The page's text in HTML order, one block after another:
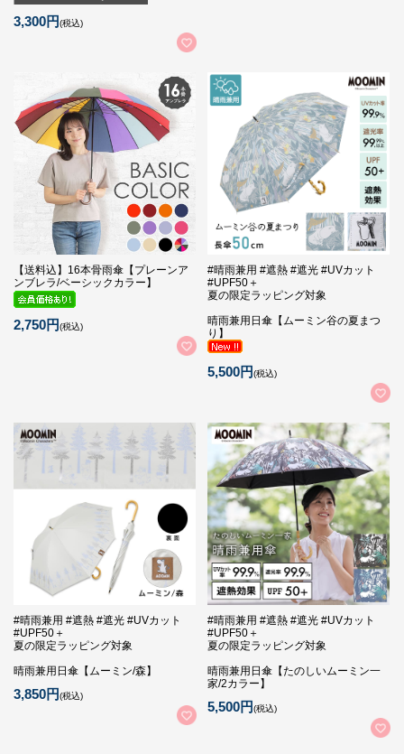
3,300円(税込)
【送料込】16本骨雨傘【プレーンア
ンブレラ/ベーシックカラー】
2,750円(税込)
#晴雨兼用 #遮熱 #遮光 #UVカット
#UPF50＋
夏の限定ラッピング対象
晴雨兼用日傘【ムーミン谷の夏まつ
り】
5,500円(税込)
#晴雨兼用 #遮熱 #遮光 #UVカット
#UPF50＋
夏の限定ラッピング対象
晴雨兼用日傘【ムーミン/森】
3,850円(税込)
#晴雨兼用 #遮熱 #遮光 #UVカット
#UPF50＋
夏の限定ラッピング対象
晴雨兼用日傘【たのしいムーミン一
家/2カラー】
5,500円(税込)